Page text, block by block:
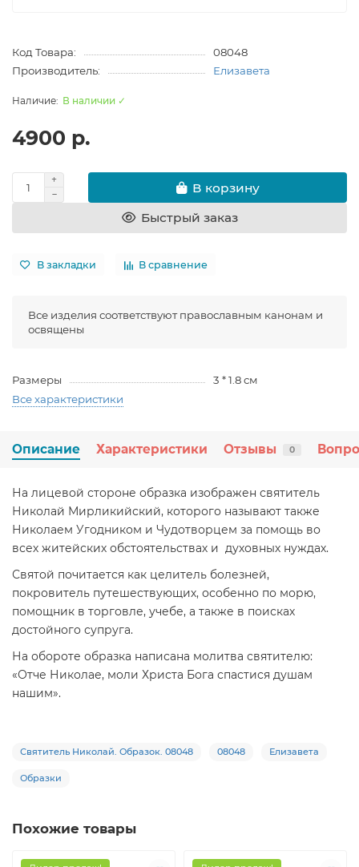
Код Товара:
08048
Производитель:
Елизавета
В наличии ✓
4900 р.
В корзину
Быстрый заказ
В закладки В сравнение
Все изделия соответствуют православным канонам и
освящены
Размеры
3 * 1.8 см
Все характеристики
Описание Характеристики Отзывы 0
На лицевой стороне образка изображен святитель
Николай Мирликийский, которого называют также
Николаем Угодником и Чудотворцем за помощь во
всех житейских обстоятельствах и духовных нуждах.
Святой почитается как целитель болезней,
покровитель путешествующих, особенно по морю,
помощник в торговле, учебе, а также в поисках
достойного супруга.
На обороте образка написана молитва святителю:
«Отче Николае, моли Христа Бога спастися душам
нашим».
Святитель Николай. Образок. 08048 08048 Елизавета
Образки
Похожие товары